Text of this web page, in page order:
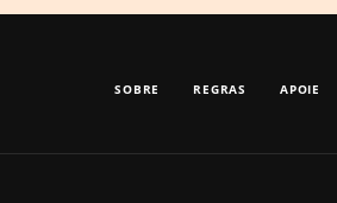
SOBRE REGRAS APOIE